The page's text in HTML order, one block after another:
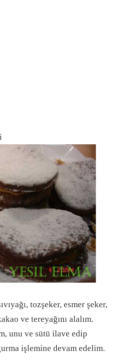
tozşeker, esmer şeker,
ve tereyağını alalım.
unu ve sütü ilave edip
işlemine devam edelim.